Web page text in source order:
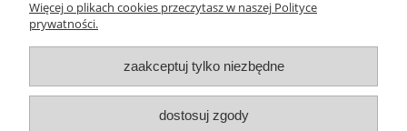
Informacje
O nas
Witosz i Spółka
Więcej o plikach cookies przeczytasz w naszej Polityce
prywatności.
zaakceptuj tylko niezbędne
dostosuj zgody